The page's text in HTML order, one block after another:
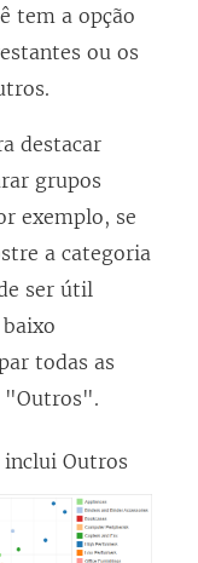
tem a opção
ou os
destacar
grupos
exemplo, se
a categoria
ser útil
todas as
"Outros".
inclui Outros